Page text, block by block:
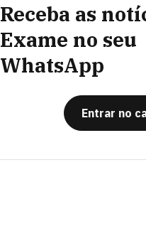
Receba as
Exame no seu
WhatsApp
Entrar no